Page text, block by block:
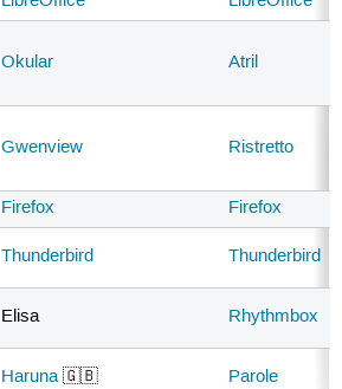
Okular Atril
Gwenview Ristretto
Firefox Firefox
Thunderbird Thunderbird
Elisa Rhythmbox
Haruna🇬🇧 Parole